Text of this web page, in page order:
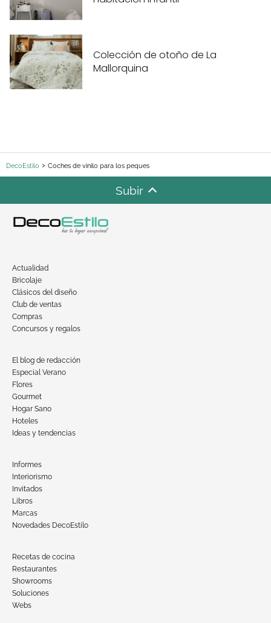
Colección de otoño de La
Mallorquina
DecoEstilo Coches de vinilo para los peques
Subir
Actualidad
Bricolaje
Clásicos del diseño
Club de ventas
Compras
Concursos y regalos
El blog de redacción
Especial Verano
Flores
Gourmet
Hogar Sano
Hoteles
Ideas y tendencias
Informes
Interiorismo
Invitados
Libros
Marcas
Novedades DecoEstilo
Recetas de cocina
Restaurantes
Showrooms
Soluciones
Webs